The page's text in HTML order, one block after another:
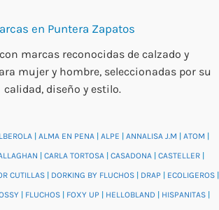
en Puntera Zapatos
marcas reconocidas de calzado y
mujer y hombre, seleccionadas por su
calidad, diseño y estilo.
| ALMA EN PENA | ALPE | ANNALISA J.M | ATOM |
| CARLA TORTOSA | CASADONA | CASTELLER|
CUTILLAS | DORKING BY FLUCHOS | DRAP | ECOLIGEROS |
| FLUCHOS | FOXY UP | HELLOBLAND | HISPANITAS |